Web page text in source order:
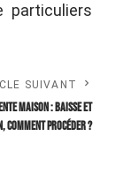
particuliers
SUIVANT
maison : baisse et
comment procéder ?